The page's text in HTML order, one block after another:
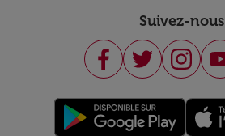
Suivez-nous